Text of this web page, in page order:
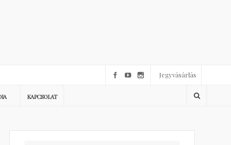
Jegyvásárlás
KAPCSOLAT